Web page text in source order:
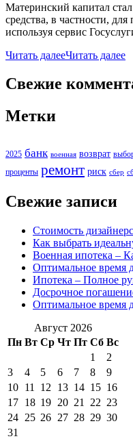
Материнский капитал
средства, в частности,
используя сервис
Читать далееЧитать далее
Свежие
Метки
2025 банк военная возврат
проценты ремонт риск сбер
Свежие записи
Стоимость
Как выбрать
Военная ипотека –
Оптимальное время
Ипотека – Полное
Досрочное
Оптимальное время
Август 2026
Пн Вт Ср Чт Пт Сб Вс
1
2
3
4 5 6 7 8
9
10 11 12 13 14 15 16
17 18 19 20 21 22 23
24 25 26 27 28 29 30
31